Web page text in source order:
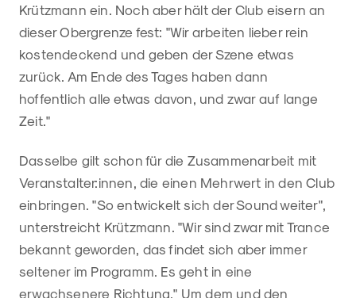
Krützmann ein. Noch aber hält der Club eisern an
dieser Obergrenze fest: "Wir arbeiten lieber rein
kostendeckend und geben der Szene etwas
zurück. Am Ende des Tages haben dann
hoffentlich alle etwas davon, und zwar auf lange
Zeit."
Dasselbe gilt schon für die Zusammenarbeit mit
Veranstalter:innen, die einen Mehrwert in den Club
einbringen. "So entwickelt sich der Sound weiter",
unterstreicht Krützmann. "Wir sind zwar mit Trance
bekannt geworden, das findet sich aber immer
seltener im Programm. Es geht in eine
erwachsenere Richtung." Um dem und den